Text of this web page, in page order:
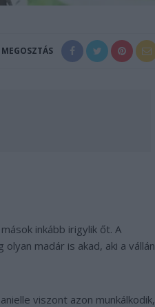
MEGOSZTÁS
inkább irigylik őt. A
madár is akad, aki a vállán
viszont azon munkálkodik,